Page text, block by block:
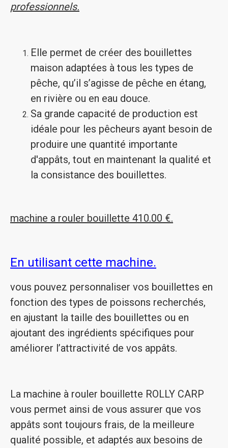
professionnels.
Elle permet de créer des bouillettes
maison adaptées à tous les types de
pêche, qu’il s’agisse de pêche en étang,
en rivière ou en eau douce.
Sa grande capacité de production est
idéale pour les pêcheurs ayant besoin de
produire une quantité importante
d'appâts, tout en maintenant la qualité et
la consistance des bouillettes.
machine a rouler bouillette 410.00 €.
En utilisant cette machine.
vous pouvez personnaliser vos bouillettes en
fonction des types de poissons recherchés,
en ajustant la taille des bouillettes ou en
ajoutant des ingrédients spécifiques pour
améliorer l’attractivité de vos appâts.
La machine à rouler bouillette ROLLY CARP
vous permet ainsi de vous assurer que vos
appâts sont toujours frais, de la meilleure
qualité possible, et adaptés aux besoins de